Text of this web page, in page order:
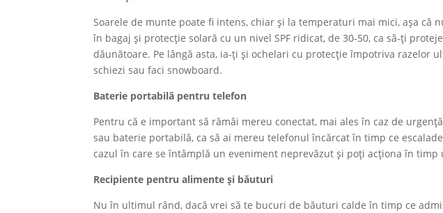
Soarele de munte poate fi intens, chiar și la temperaturi mai mici, așa că
în bagaj și protecție solară cu un nivel SPF ridicat, de 30-50, ca să-ți
dăunătoare. Pe lângă asta, ia-ți și ochelari cu protecție împotriva razelor
schiezi sau faci snowboard.
Baterie portabilă pentru telefon
Pentru că e important să rămâi mereu conectat, mai ales în caz de
sau baterie portabilă, ca să ai mereu telefonul încărcat în timp ce
cazul în care se întâmplă un eveniment neprevăzut și poți acționa în timp
Recipiente pentru alimente și băuturi
Nu în ultimul rând, dacă vrei să te bucuri de băuturi calde în timp ce